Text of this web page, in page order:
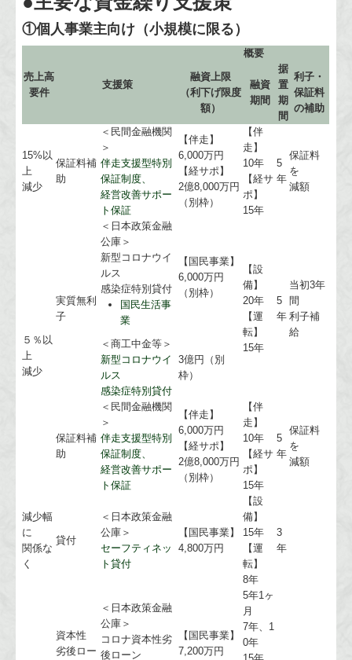
①個人事業主向け（小規模に限る）
売上高
要件
支援策
概要
融資上限
（利下げ限度
額）
融資
期間
据
置
期
間
利子・
保証料
の補助
15%以
上
減少
保証料補
助
＜民間金融機関
＞
伴走支援型特別
保証制度、
経営改善サポー
ト保証
【伴走】
6,000万円
【経サポ】
2億8,000万円
（別枠）
【伴
走】
10年
【経サ
ポ】
15年
5
年
保証料
を
減額
５％以
上
減少
実質無利
子
＜日本政策金融
公庫＞
新型コロナウイ
ルス
感染症特別貸付
国民生活事
業
【国民事業】
6,000万円
（別枠）
【設
備】
20年
【運
転】
15年
5
年
当初3年
間
利子補
給
＜商工中金等＞
新型コロナウイ
ルス
感染症特別貸付
3億円（別
枠）
保証料補
助
＜民間金融機関
＞
伴走支援型特別
保証制度、
経営改善サポー
ト保証
【伴走】
6,000万円
【経サポ】
2億8,000万円
（別枠）
【伴
走】
10年
【経サ
ポ】
15年
5
年
保証料
を
減額
減少幅
に
関係な
く
貸付
＜日本政策金融
公庫＞
セーフティネッ
ト貸付
【国民事業】
4,800万円
【設
備】
15年
【運
転】
8年
3
年
資本性
劣後ロー
＜日本政策金融
公庫＞
コロナ資本性劣
後ローン
【国民事業】
7,200万円
5年1ヶ
月
7年、1
0年